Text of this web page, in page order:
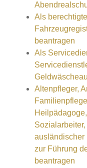
Als
beantragen
Als
Altenpfleger,
ausländischer
zur Führung
beantragen